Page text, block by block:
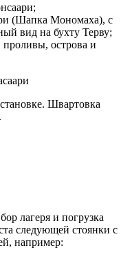
(Шапка Мономаха), с
вид на бухту Терву;
проливы, острова и
Швартовка
лагеря и погрузка
следующей стоянки с
например: